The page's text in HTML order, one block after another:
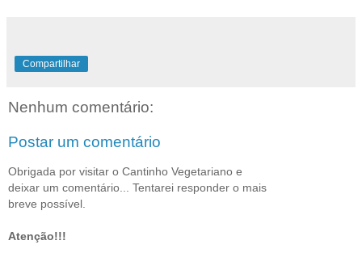
Compartilhar
Nenhum comentário:
Postar um comentário
Obrigada por visitar o Cantinho Vegetariano e
deixar um comentário... Tentarei responder o mais
breve possível.
Atenção!!!